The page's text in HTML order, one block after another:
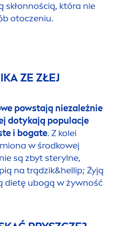
skłonnością, która nie
otoczeniu.